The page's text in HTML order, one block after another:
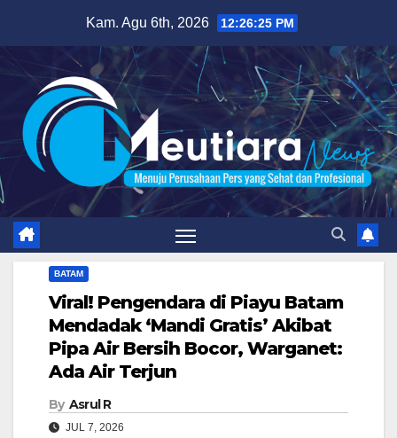
content
Kam. Agu 6th, 2026 12:26:27 PM
BATAM
Viral! Pengendara di Piayu Batam
Mendadak ‘Mandi Gratis’ Akibat
Pipa Air Bersih Bocor, Warganet:
Ada Air Terjun
By Asrul R
JUL 7, 2026